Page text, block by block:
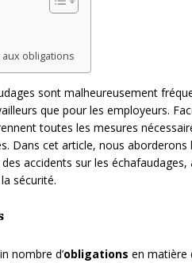
obligations
sont malheureusement
que pour les employeurs.
toutes les mesures
Dans cet article, nous aborderons
accidents sur les échafaudages,
sécurité.
nombre d’obligations en matière